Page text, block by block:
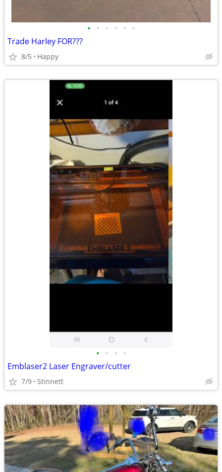
• • • • • •
Trade Harley FOR???
8/5 Happy
• • • •
Emblaser2 Laser Engraver/cutter
7/9 Stinnett